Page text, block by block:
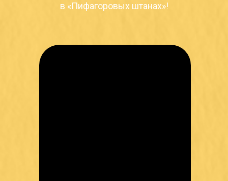
в «Пифагоровых штанах»!